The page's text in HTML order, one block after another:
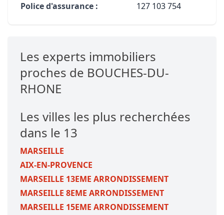
Police d'assurance :
127 103 754
Les experts immobiliers
proches de BOUCHES-DU-
RHONE
Les villes les plus recherchées
dans le 13
MARSEILLE
AIX-EN-PROVENCE
MARSEILLE 13EME ARRONDISSEMENT
MARSEILLE 8EME ARRONDISSEMENT
MARSEILLE 15EME ARRONDISSEMENT